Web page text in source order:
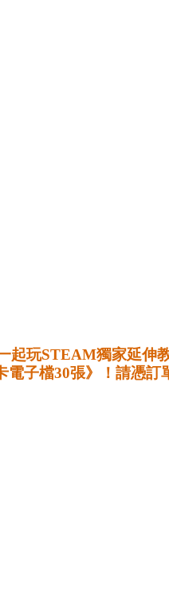
起玩STEAM獨家延伸
電子檔30張》！請憑